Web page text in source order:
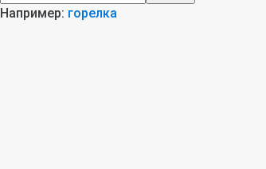
Например: горелка